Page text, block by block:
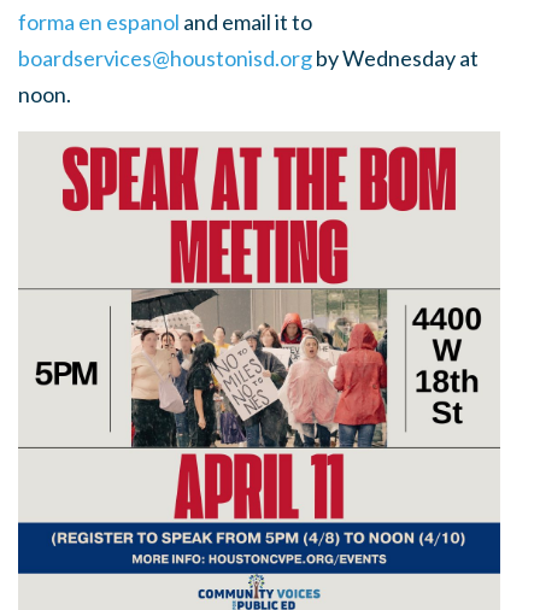
forma en espanol and email it to
boardservices@houstonisd.orgby Wednesday at
noon.